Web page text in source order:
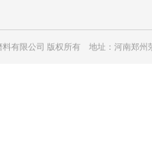
料有限公司 版权所有 地址：河南郑